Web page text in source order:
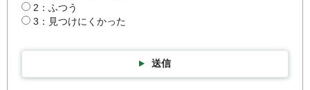
2：ふつう
3：見つけにくかった
送信